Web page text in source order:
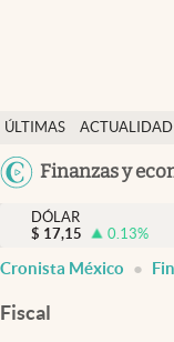
ÚLTIMAS
NOTICIAS
ACTUALIDAD
Finanzas y
Actualidad
Finanzas y economía
Dólar y mercados
DÓLAR
$ 17,15 0.13%
Cronista México
Fiscal